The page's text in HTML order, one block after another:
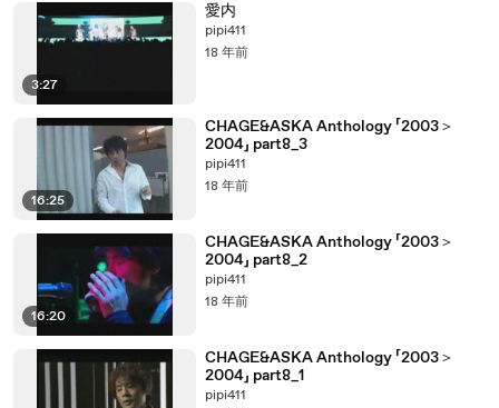
3:27
愛内
pipi411
18 年前
16:25
CHAGE&ASKA Anthology 「2003＞
2004」 part8_3
pipi411
18 年前
16:20
CHAGE&ASKA Anthology 「2003＞
2004」 part8_2
pipi411
18 年前
CHAGE&ASKA Anthology 「2003＞
2004」 part8_1
pipi411